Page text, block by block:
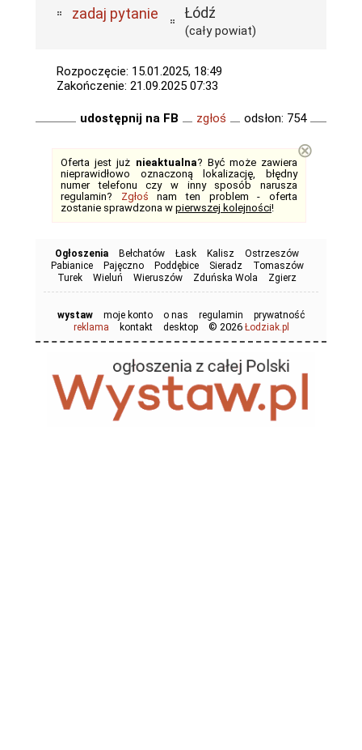
zadaj pytanie Łódź
(cały powiat)
Rozpoczęcie: 15.01.2025, 18:49
Zakończenie: 21.09.2025 07:33
udostępnij na FB zgłoś odsłon: 754
Oferta jest już nieaktualna? Być może zawiera
nieprawidłowo oznaczoną lokalizację, błędny
numer telefonu czy w inny sposób narusza
regulamin? Zgłoś nam ten problem - oferta
zostanie sprawdzona w pierwszej kolejności!
⊗
Ogłoszenia Bełchatów Łask Kalisz
Ostrzeszów
Pabianice
Pajęczno Poddębice Sieradz
Tomaszów
Turek
Wieluń Wieruszów Zduńska Wola Zgierz
wystaw moje konto o nas regulamin
prywatność
reklama
kontakt desktop © 2026 Łodziak.pl